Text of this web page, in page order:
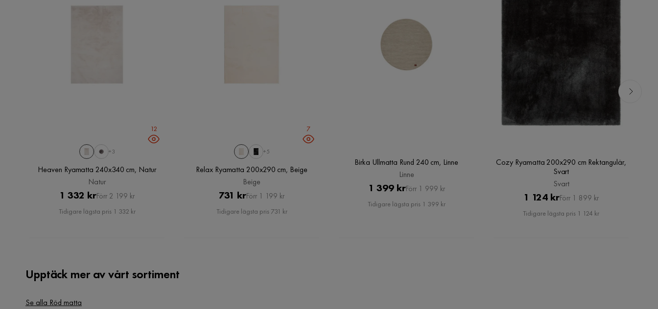
12
+3
Heaven Ryamatta 240x340 cm, Natur
Natur
Pris
1 332 krOriginal
Pris
Förr 2 199 kr
Tidigare lägsta pris 1 332 kr
7
+5
Relax Ryamatta 200x290 cm, Beige
Beige
Pris
731 kr Original
Pris
Förr 1 199 kr
Tidigare lägsta pris 731 kr
Birka Ullmatta Rund 240 cm, Linne
Linne
Pris
1 399 krOriginal
Pris
Förr 1 999 kr
Tidigare lägsta pris 1 399 kr
Cozy Ryamatta 200x290 cm Rektangulär,
Svart
Svart
Pris
1 124 krOriginal
Pris
Förr 1 899 kr
Tidigare lägsta pris 1 124 kr
Upptäck mer av vårt sortiment
Se alla Röd matta